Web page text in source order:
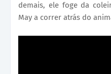
demais, ele foge da
May a correr atrás do